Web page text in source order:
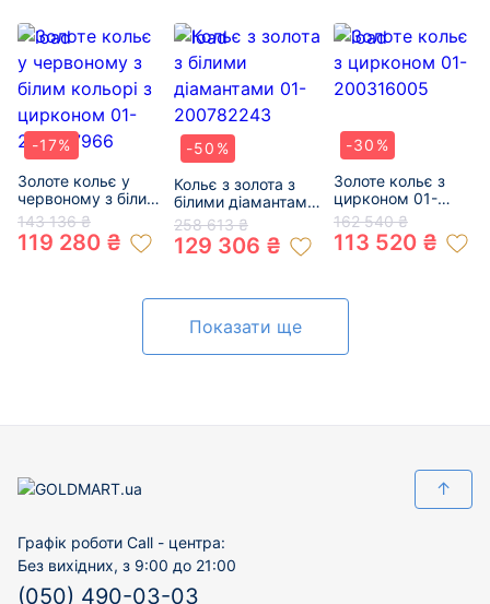
-17%
Золоте кольє у
червоному з білим
кольорі з
цирконом 01-
200737966
143 136 ₴
119 280 ₴
-50%
Кольє з золота з
білими діамантами
01-200782243
258 613 ₴
129 306 ₴
-30%
Золоте кольє з
цирконом 01-
200316005
162 540 ₴
113 520 ₴
Показати ще
↑
Графік роботи Call - центра:
Без вихідних, з 9:00 до 21:00
(050) 490-03-03